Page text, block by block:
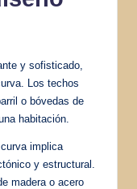
y sofisticado,
Los techos
o bóvedas de
habitación.
implica
y estructural.
madera o acero